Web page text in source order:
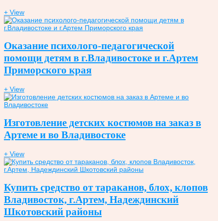
+ View
Оказание психолого-педагогической
помощи детям в г.Владивостоке и г.Артем
Приморского края
+ View
Изготовление детских костюмов на заказ в
Артеме и во Владивостоке
+ View
Купить средство от тараканов, блох, клопов
Владивосток, г.Артем, Надеждинский
Шкотовский районы